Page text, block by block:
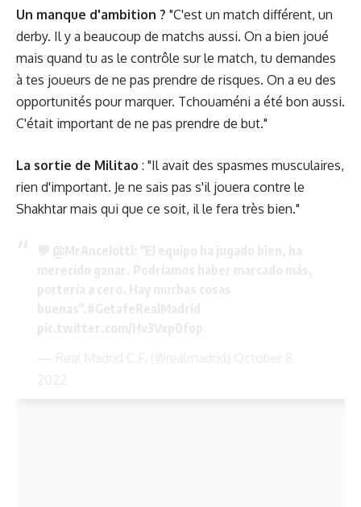
Un manque d'ambition ? "C'est un match différent, un
derby. Il y a beaucoup de matchs aussi. On a bien joué
mais quand tu as le contrôle sur le match, tu demandes
à tes joueurs de ne pas prendre de risques. On a eu des
opportunités pour marquer. Tchouaméni a été bon aussi.
C'était important de ne pas prendre de but."
La sortie de Militao : "Il avait des spasmes musculaires,
rien d'important. Je ne sais pas s'il jouera contre le
Shakhtar mais qui que ce soit, il le fera très bien."